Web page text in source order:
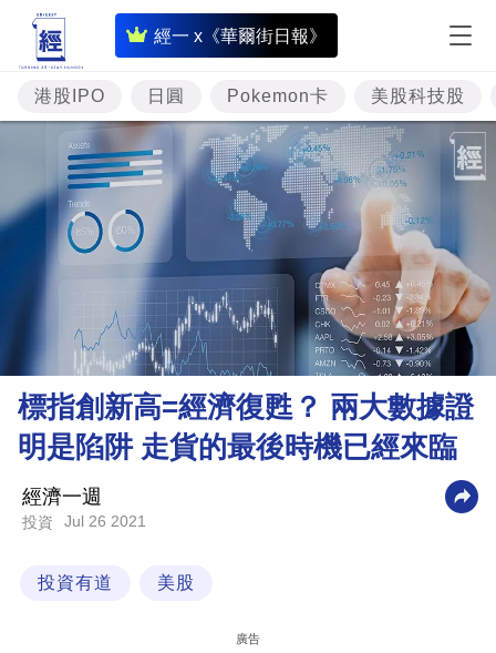
經一 x《華爾街日報》
即
時
財
經
專
題
投
資
樓
市
理
財
商
科
港股IPO 日圓 Pokemon卡 美股科技股
標指創新高=經濟復甦？ 兩大數據證
明是陷阱 走貨的最後時機已經來臨
經濟一週
投資 Jul 26 2021
投資有道 美股
廣告